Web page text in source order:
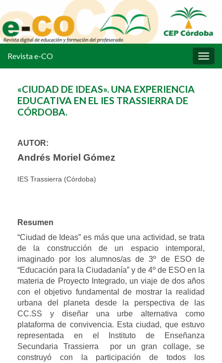
la
Revista e-CO
«CIUDAD DE IDEAS». UNA EXPERIENCIA
EDUCATIVA EN EL IES TRASSIERRA DE
CÓRDOBA.
AUTOR:
Andrés Moriel Gómez
IES Trassierra (Córdoba)
Resumen
“Ciudad de Ideas” es más que una actividad, se trata
de la construcción de un espacio intemporal,
imaginado por los alumnos/as de 3º de ESO de
“Educación para la Ciudadanía” y de 4º de ESO en la
materia de Proyecto Integrado, un viaje de dos años
con el objetivo fundamental de mostrar la realidad
urbana del planeta desde la perspectiva de las
CC.SS y diseñar una urbe alternativa como
plataforma de convivencia. Esta ciudad, que estuvo
representada en el Instituto de Enseñanza
Secundaria Trassierra por un gran collage, se
construyó con la participación de todos los